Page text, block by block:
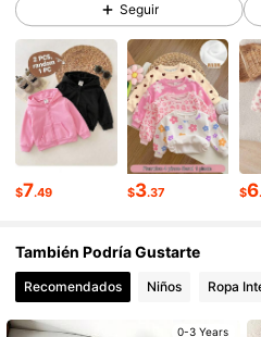
4.90 504K Seguidores
4.90 504K Seguidores
4.90 504K Seguidores
4.90 504K Seguidores
504K Seguidores
Seguir
$7.49 $3.37 $6
También Podría Gustarte
Recomendados Niños Ropa
0-3 Years